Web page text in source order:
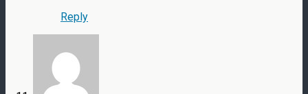
Reply